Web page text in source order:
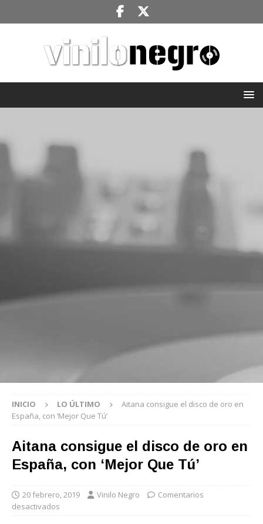
INICIO LO ÚLTIMO
Aitana consigue el disco de oro en
España, con ‘Mejor Que Tú’
Aitana consigue el disco de oro en
España, con ‘Mejor Que Tú’
20 febrero, 2019 Vinilo Negro
Comentarios
desactivados